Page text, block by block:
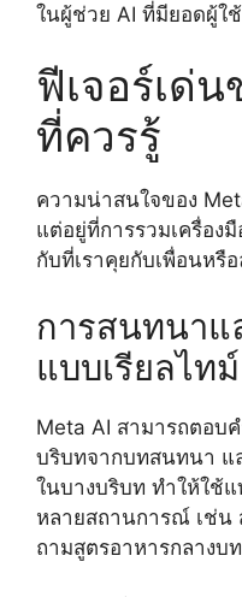
ในผู้ช่วย AI ที่มียอดผู้ใ
ฟีเจอร์เด่
ที่ควรรู้
ความน่าสนใจของ
แต่อยู่ที่การรวมเครื่อง
กับที่เราคุยกับเพื่อนหรื
การสนทนาแ
แบบเรียลไทม์
Meta AI สามารถตอบ
บริบทจากบทสนทนา แ
ในบางบริบท ทำให้ใช้
หลายสถานการณ์ เช่น
ถามสูตรอาหารกลางบ